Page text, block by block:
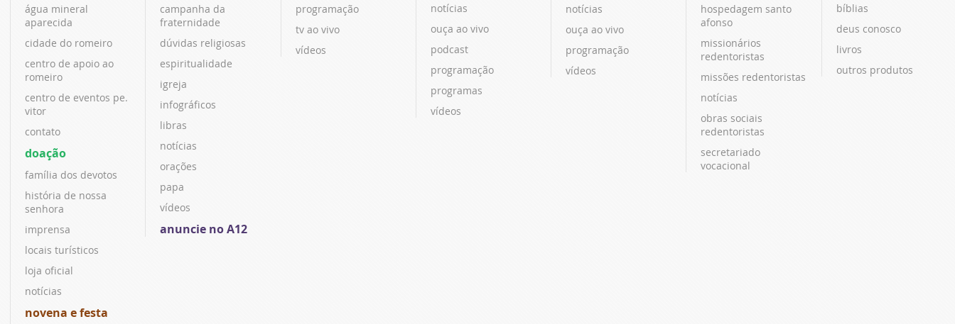
água mineral
aparecida
cidade do romeiro
centro de apoio ao
romeiro
centro de eventos pe.
vitor
contato
doação
família dos devotos
história de nossa
senhora
imprensa
locais turísticos
loja oficial
notícias
novena e festa
campanha da
fraternidade
dúvidas religiosas
espiritualidade
igreja
infográficos
libras
notícias
orações
papa
vídeos
anuncie no A12
programação
tv ao vivo
vídeos
notícias
ouça ao vivo
podcast
programação
programas
vídeos
notícias
ouça ao vivo
programação
vídeos
hospedagem santo
afonso
missionários
redentoristas
missões redentoristas
notícias
obras sociais
redentoristas
secretariado
vocacional
bíblias
deus conosco
livros
outros produtos